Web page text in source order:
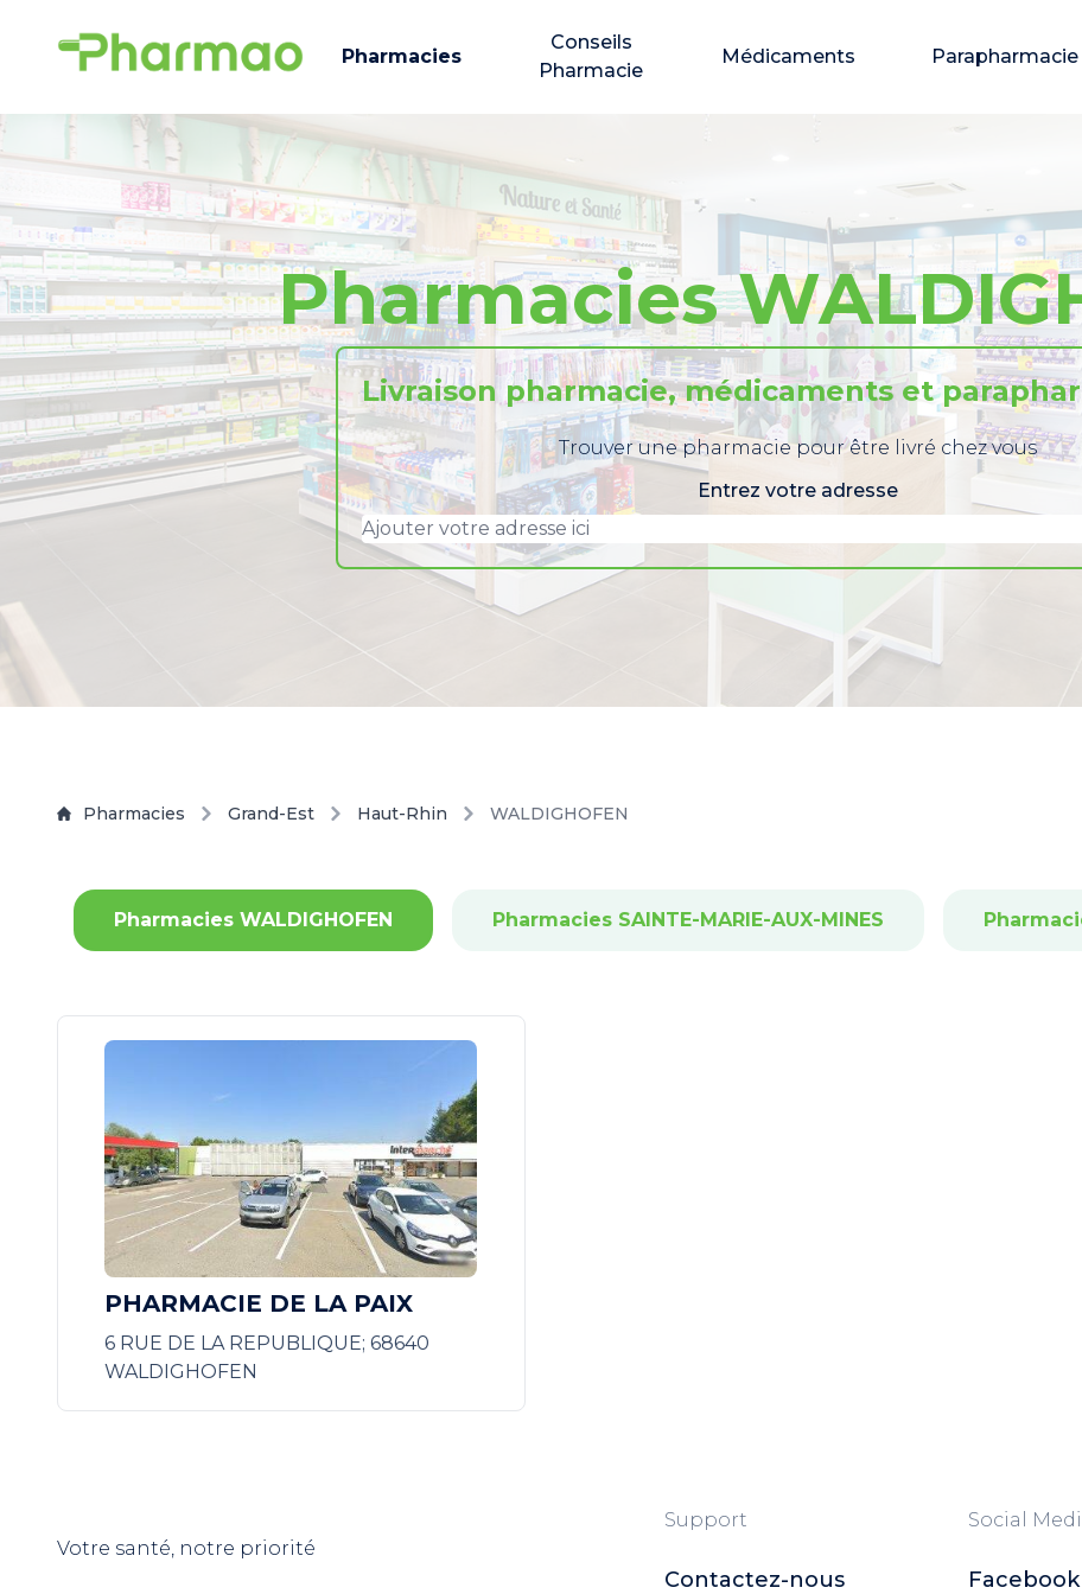
Pharmacies
Conseils
Pharmacie
Médicaments Parapharmacie
Pharmacies
Livraison pharmacie, médicaments et
Trouver une pharmacie pour être livré chez vous
Entrez votre adresse
Pharmacies Grand-Est Haut-Rhin WALDIGHOFEN
Pharmacies WALDIGHOFEN Pharmacies SAINTE-MARIE-AUX-MINES
PHARMACIE DE LA PAIX
6 RUE DE LA REPUBLIQUE; 68640
WALDIGHOFEN
Votre santé, notre priorité
Support
Contactez-nous
Social
Facebook